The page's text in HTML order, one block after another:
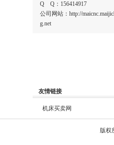
Q Q：156414917
公司网站：http://
g.net
友情链接
机床买卖网
版权